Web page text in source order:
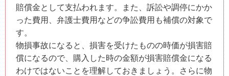
賠償金として支払われます。また、訴訟や調停にかか
った費用、弁護士費用などの争訟費用も補償の対象で
す。
物損事故になると、損害を受けたものの時価が損害賠
償になるので、購入した時の金額が損害賠償金になる
わけではないことを理解しておきましょう。さらに物